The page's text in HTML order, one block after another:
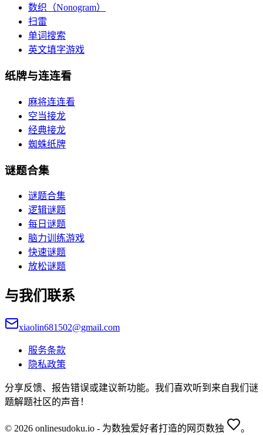
数织（Nonogram）
扫雷
单词搜索
英文填字游戏
纸牌与连连看
麻将连连看
空当接龙
经典接龙
蜘蛛纸牌
谜题合集
谜题合集
逻辑谜题
每日谜题
脑力训练游戏
快速谜题
放松谜题
与我们联系
xiaolin681502@gmail.com
服务条款
隐私政策
分享反馈、报告错误或建议新功能。我们喜欢听到来自我们谜
题解题社区的声音！
© 2026 onlinesudoku.io - 为数独爱好者打造的网页数独 。